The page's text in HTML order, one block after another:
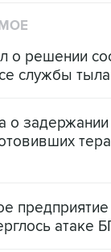
о решении
службы
о
атаке